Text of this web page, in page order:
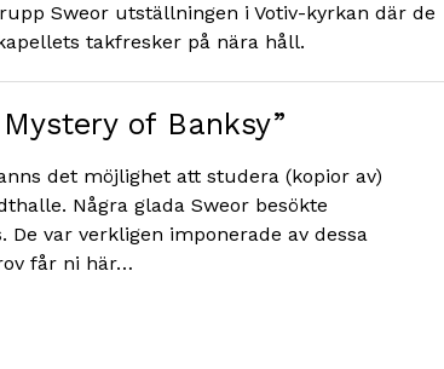
Sweor utställningen i Votiv-kyrkan där de
takfresker på nära håll.
of Banksy”
det möjlighet att studera (kopior av)
Några glada Sweor besökte
De var verkligen imponerade av dessa
får ni här…